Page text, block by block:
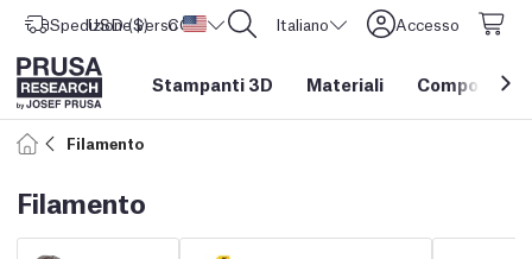
Spedizione verso Stati Uniti d'America
USD ($) CORE One L: Ora disponibile! Italiano Accesso
Stampanti 3D Materiali Componenti
Filamento
Filamento